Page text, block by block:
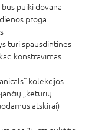
puiki dovana
proga
turi spausdintines
konstravimas
kolekcijos
„keturių
atskirai)